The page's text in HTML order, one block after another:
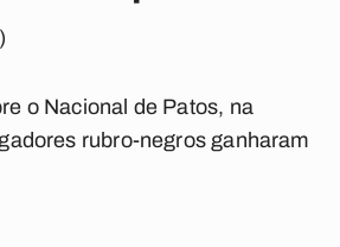
o Nacional de Patos, na
rubro-negros ganharam